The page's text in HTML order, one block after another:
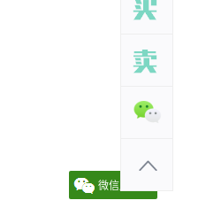
微信朋友圈